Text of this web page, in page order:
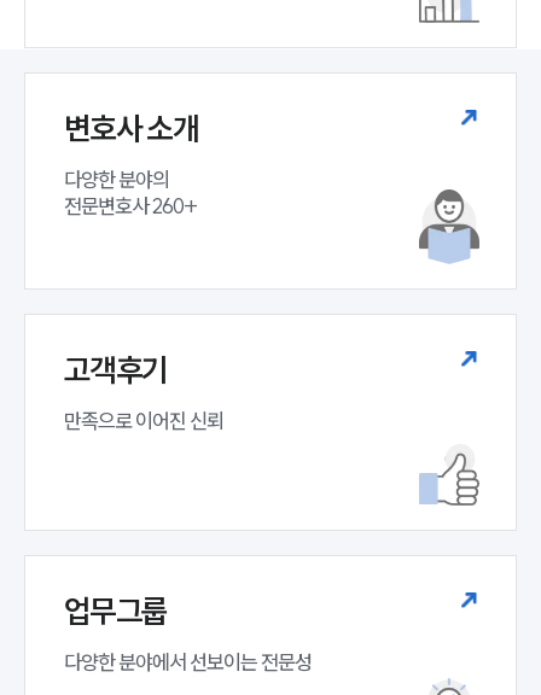
변호사 소개
다양한 분야의
전문변호사 260+
고객후기
만족으로 이어진 신뢰
업무그룹
다양한 분야에서 선보이는 전문성